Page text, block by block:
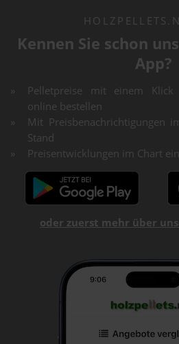
Kennen Sie schon
App?
Pelletpreise mit einem
online bestellen
Mit Preisbenachrichtigungen
Stand
Preisentwicklungen im Chart
oder zuerst mehr über